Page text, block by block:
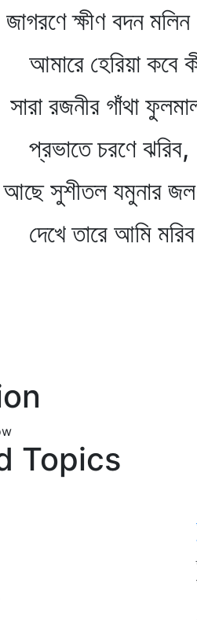
ক্ষীণ বদন মলিন
হেরিয়া কবে
রজনীর গাঁথা
চরণে ঝরিব,
সুশীতল যমুনার
আমি
Topics